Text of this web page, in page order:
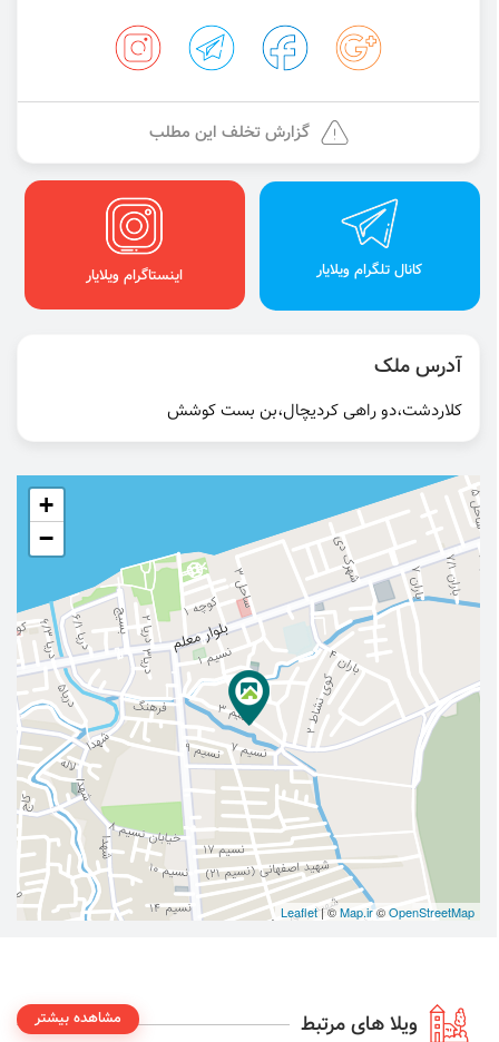
گزارش تخلف این مطلب
کانال تلگرام ویلایار اینستاگرام ویلایار
آدرس ملک
کلاردشت،دو راهی کردیچال،بن بست کوشش
+
−
Leaflet| ©Map.ir©OpenStreetMap
ویلا های مرتبط مشاهده بیشتر